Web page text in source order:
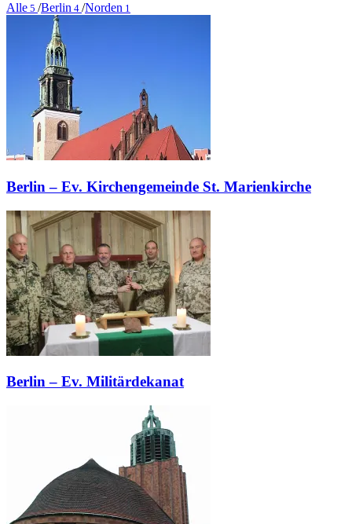
Alle 5 /Berlin 4 /Norden 1
Berlin – Ev. Kirchengemeinde St. Marienkirche
Berlin – Ev. Militärdekanat